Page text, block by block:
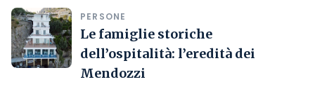
PERSONE
Le famiglie storiche
dell’ospitalità: l’eredità dei
Mendozzi